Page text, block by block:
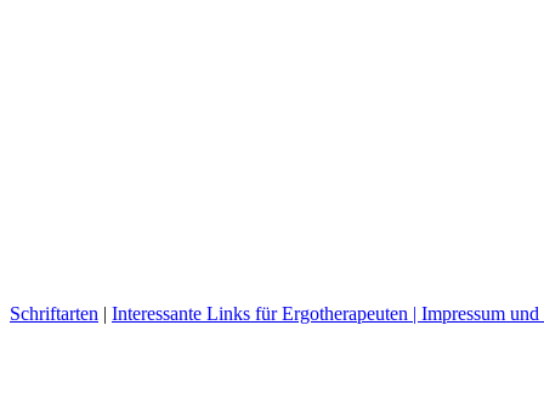
Schriftarten | Interessante Links für Ergotherapeuten | Impressum